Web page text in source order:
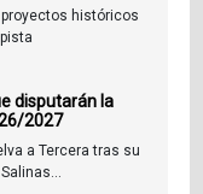
históricos
disputarán la
2027
a Tercera tras su